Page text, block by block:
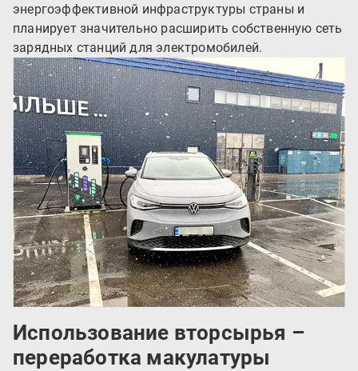
энергоэффективной инфраструктуры страны и
планирует значительно расширить собственную сеть
зарядных станций для электромобилей.
Использование вторсырья –
переработка макулатуры